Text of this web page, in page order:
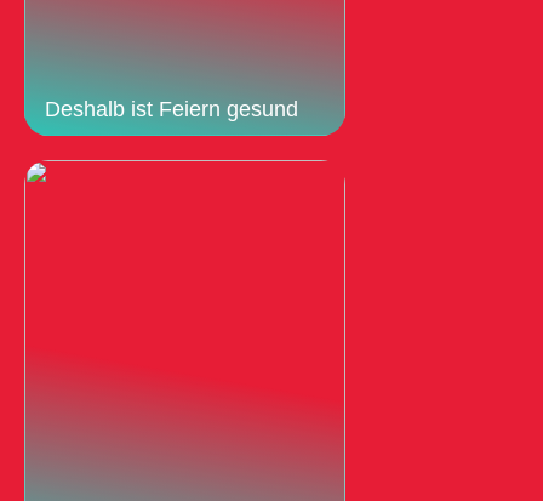
Deshalb ist Feiern gesund